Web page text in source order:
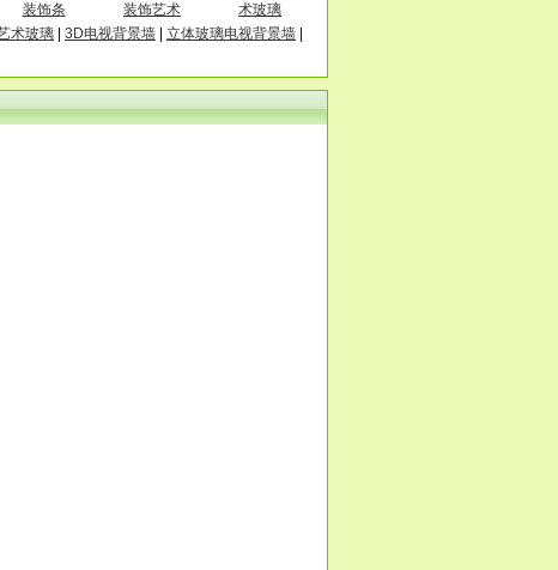
装饰条
装饰艺术
术玻璃
术玻璃 3D电视背景墙 立体玻璃电视背景墙